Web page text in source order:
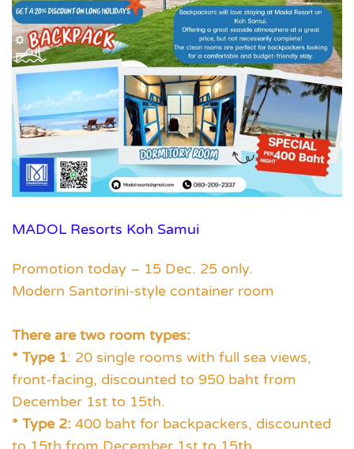
MADOL Resorts Koh Samui
Promotion today – 15 Dec. 25 only.
Modern Santorini-style container room
There are two room types:
* Type 1: 20 single rooms with full sea views,
front-facing, discounted to 950 baht from
December 1st to 15th.
* Type 2: 400 baht for backpackers, discounted